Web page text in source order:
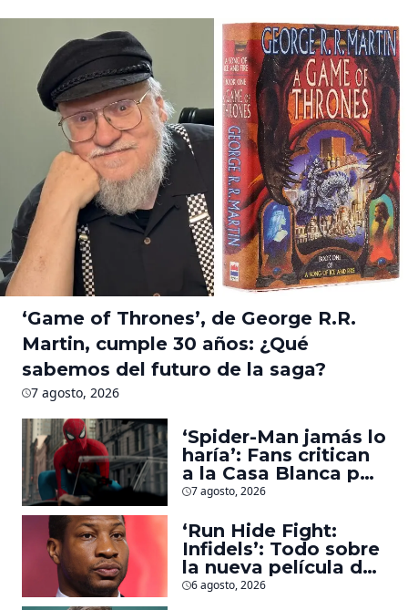
‘Game of Thrones’, de George R.R.
Martin, cumple 30 años: ¿Qué
sabemos del futuro de la saga?
7 agosto, 2026
‘Spider-Man jamás lo
haría’: Fans critican
a la Casa Blanca por
usar al héroe para
deportaciones
7 agosto, 2026
‘Run Hide Fight:
Infidels’: Todo sobre
la nueva película de
Jonathan Majors en
6 agosto, 2026